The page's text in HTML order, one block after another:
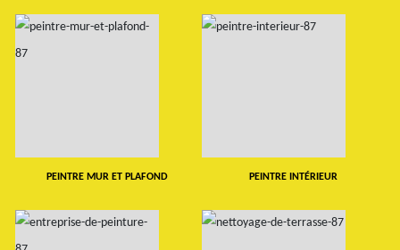
PEINTRE MUR ET PLAFOND PEINTRE INTÉRIEUR